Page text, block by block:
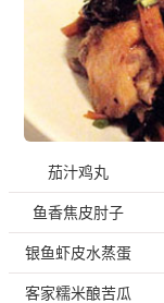
茄汁鸡丸
鱼香焦皮肘子
银鱼虾皮水蒸蛋
客家糯米酿苦瓜